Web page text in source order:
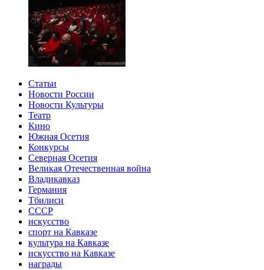
Статьи
Новости России
Новости Культуры
Театр
Кино
Южная Осетия
Конкурсы
Северная Осетия
Великая Отечественная война
Владикавказ
Германия
Тбилиси
СССР
искусство
спорт на Кавказе
культура на Кавказе
искусство на Кавказе
награды